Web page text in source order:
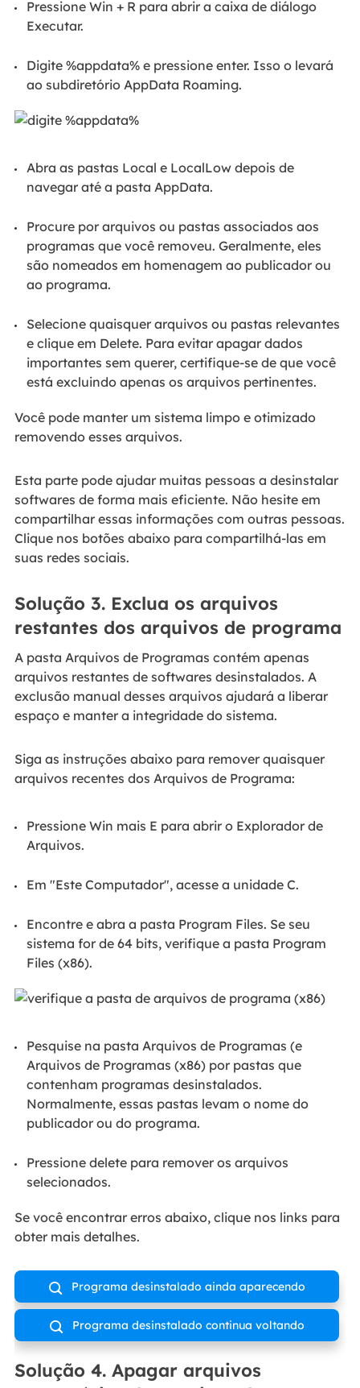
Pressione Win + R para abrir a caixa de diálogo
Executar.
Digite %appdata% e pressione enter. Isso o levará
ao subdiretório AppData Roaming.
Abra as pastas Local e LocalLow depois de
navegar até a pasta AppData.
Procure por arquivos ou pastas associados aos
programas que você removeu. Geralmente, eles
são nomeados em homenagem ao publicador ou
ao programa.
Selecione quaisquer arquivos ou pastas relevantes
e clique em Delete. Para evitar apagar dados
importantes sem querer, certifique-se de que você
está excluindo apenas os arquivos pertinentes.
Você pode manter um sistema limpo e otimizado
removendo esses arquivos.
Esta parte pode ajudar muitas pessoas a desinstalar
softwares de forma mais eficiente. Não hesite em
compartilhar essas informações com outras pessoas.
Clique nos botões abaixo para compartilhá-las em
suas redes sociais.
Solução 3. Exclua os arquivos
restantes dos arquivos de programa
A pasta Arquivos de Programas contém apenas
arquivos restantes de softwares desinstalados. A
exclusão manual desses arquivos ajudará a liberar
espaço e manter a integridade do sistema.
Siga as instruções abaixo para remover quaisquer
arquivos recentes dos Arquivos de Programa:
Pressione Win mais E para abrir o Explorador de
Arquivos.
Em "Este Computador", acesse a unidade C.
Encontre e abra a pasta Program Files. Se seu
sistema for de 64 bits, verifique a pasta Program
Files (x86).
Pesquise na pasta Arquivos de Programas (e
Arquivos de Programas (x86) por pastas que
contenham programas desinstalados.
Normalmente, essas pastas levam o nome do
publicador ou do programa.
Pressione delete para remover os arquivos
selecionados.
Se você encontrar erros abaixo, clique nos links para
obter mais detalhes.
 Programa desinstalado ainda aparecendo
 Programa desinstalado continua voltando
Solução 4. Apagar arquivos